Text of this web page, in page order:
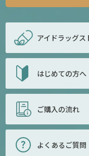
アイドラッグス
はじめての方へ
ご購入の流れ
よくあるご質問